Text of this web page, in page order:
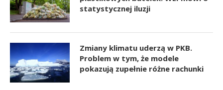
statystycznej iluzji
Zmiany klimatu uderzą w PKB.
Problem w tym, że modele
pokazują zupełnie różne rachunki